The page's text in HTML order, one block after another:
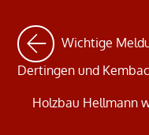
Wichtige
Dertingen und
Holzbau Hellmann